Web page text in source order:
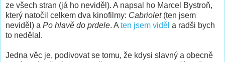
ze všech stran (já ho neviděl). A napsal ho Marcel Bystroň,
který natočil celkem dva kinofilmy: Cabriolet(ten jsem
neviděl) a Po hlavě do prdele. A ten jsem viděl a radši bych
to nedělal.
Jedna věc je, podivovat se tomu, že kdysi slavný a obecně